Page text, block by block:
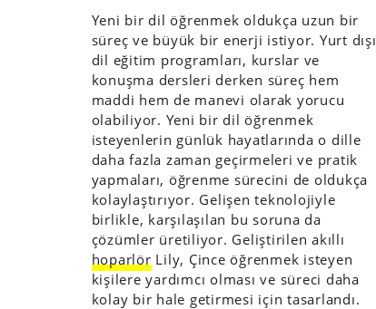
Yeni bir dil öğrenmek oldukça uzun bir
süreç ve büyük bir enerji istiyor. Yurt dışı
dil eğitim programları, kurslar ve
konuşma dersleri derken süreç hem
maddi hem de manevi olarak yorucu
olabiliyor. Yeni bir dil öğrenmek
isteyenlerin günlük hayatlarında o dille
daha fazla zaman geçirmeleri ve pratik
yapmaları, öğrenme sürecini de oldukça
kolaylaştırıyor. Gelişen teknolojiyle
birlikle, karşılaşılan bu soruna da
çözümler üretiliyor. Geliştirilen akıllı
hoparlör Lily, Çince öğrenmek isteyen
kişilere yardımcı olması ve süreci daha
kolay bir hale getirmesi için tasarlandı.